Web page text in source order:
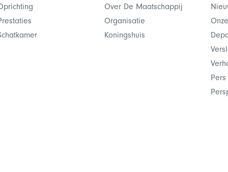
Over De Maatschappij
Organisatie
Koningshuis
Pers